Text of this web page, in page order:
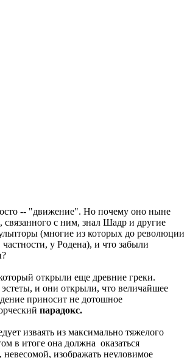
-- "движение". Но почему оно ныне
связанного с ним, знал Шадр и другие
(многие из которых до революции
у Родена), и что забыли
открыли еще древние греки.
и они открыли, что величайшее
приносит не дотошное
парадокс.
изваять из максимально тяжелого
в итоге она должна оказаться
невесомой, изображать неуловимое